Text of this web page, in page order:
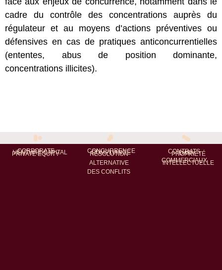
cadre du contrôle des concentrations auprès du
régulateur et au moyens d’actions préventives ou
défensives en cas de pratiques anticoncurrentielles
(ententes, abus de position dominante,
concentrations illicites).
CORPORATE CONCURRENCE
CONTRATS
COMMERCIAUX
VENTURE CAPITAL COMPLIANCE DATA
PRIVATE EQUITY
RÉSOLUTION
ALTERNATIVE
DES CONFLITS
PROPRIÉTÉ
INTELLECTUELLE